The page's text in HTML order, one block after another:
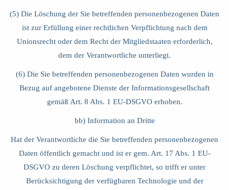
(5) Die Löschung der Sie betreffenden personenbezogenen Daten
ist zur Erfüllung einer rechtlichen Verpflichtung nach dem
Unionsrecht oder dem Recht der Mitgliedstaaten erforderlich,
dem der Verantwortliche unterliegt.
(6) Die Sie betreffenden personenbezogenen Daten wurden in
Bezug auf angebotene Dienste der Informationsgesellschaft
gemäß Art. 8 Abs. 1 EU-DSGVO erhoben.
bb) Information an Dritte
Hat der Verantwortliche die Sie betreffenden personenbezogenen
Daten öffentlich gemacht und ist er gem. Art. 17 Abs. 1 EU-
DSGVO zu deren Löschung verpflichtet, so trifft er unter
Berücksichtigung der verfügbaren Technologie und der